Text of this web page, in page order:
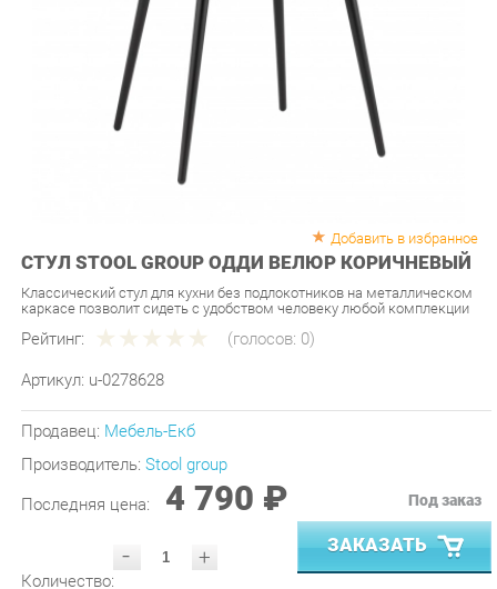
СТУЛ STOOL GROUP ОДДИ ВЕЛЮР КОРИЧНЕВЫЙ
Классический стул для кухни без подлокотников на металлическом
каркасе позволит сидеть с удобством человеку любой комплекции
Рейтинг: (голосов:0)
Артикул: u-0278628
Продавец: Мебель-Екб
Производитель:
Stool group
Последняя цена: 4 790 ₽
- +
ЗАКАЗАТЬ
УТОЧНИТЬ НАЛИЧИЕ